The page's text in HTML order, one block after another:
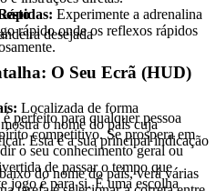
Experimente a adrenalina
rápido onde os reflexos rápidos
perfeito para qualquer pessoa
competitivo. Se prospera em
o seu conhecimento geral ou
de passar o tempo que
jogo é para si. É uma escolha
desejada
O Seu Ecrã (HUD)
Localizada de forma
o nome do país cuja
Esta é a sua principal indicação
do nome do país, verá várias